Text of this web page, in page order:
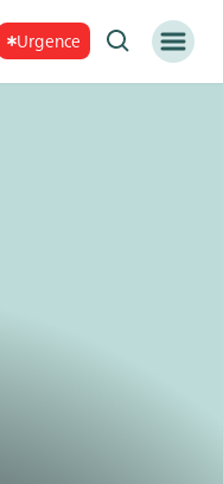
Urgence